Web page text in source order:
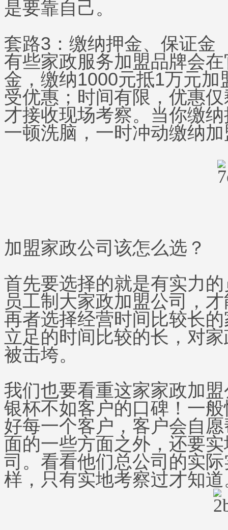
是要靠自己。
套路3：缴纳押金、保证金
有些家政服务加盟品牌会
金，缴纳1000元抵1万元
受优惠；时间有限，优惠
才接收现场考察。当你缴
一顿洗脑，一时冲动缴纳
加盟家政公司该怎么选？
首先要选择的就是有实力
员工制大家政加盟公司，
再者选择经营时间比较长
立足的时间比较的长，对
被击垮。
我们也要看重这家家政加
银杯不如客户的口碑！一
好每一个客户，客户会自
面的一些方面之外，还要
司。看看他们总公司的实
样，只有实地考察过才知道